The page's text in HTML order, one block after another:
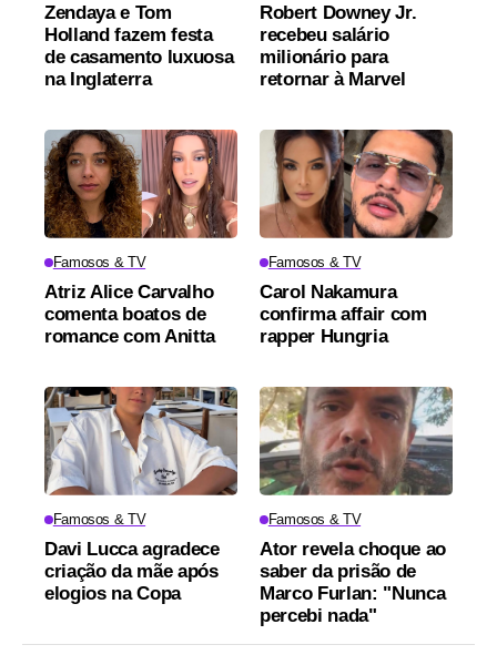
Zendaya e Tom
Holland fazem festa
de casamento luxuosa
na Inglaterra
Robert Downey Jr.
recebeu salário
milionário para
retornar à Marvel
Famosos & TV
Atriz Alice Carvalho
comenta boatos de
romance com Anitta
Famosos & TV
Carol Nakamura
confirma affair com
rapper Hungria
Famosos & TV
Davi Lucca agradece
criação da mãe após
elogios na Copa
Famosos & TV
Ator revela choque ao
saber da prisão de
Marco Furlan: "Nunca
percebi nada"